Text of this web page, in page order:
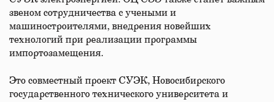
звеном сотрудничества с учеными и
машиностроителями, внедрения новейших
технологий при реализации программы
импортозамещения.
Это совместный проект СУЭК, Новосибирского
государственного технического университета и